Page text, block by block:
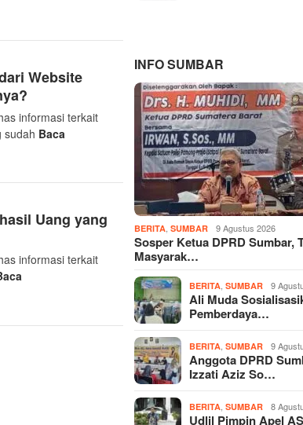
Website
informasi terkait
sudah Baca
Uang yang
informasi terkait
INFO SUMBAR
BERITA ,SUMBAR 9 Agustus 2026
Sosper Ketua DPRD Sumbar,
Masyarak…
BERITA ,SUMBAR 9
Ali Muda
Pemberdaya…
BERITA ,SUMBAR 9
Anggota DPRD
Izzati Aziz So…
BERITA ,SUMBAR 8
Udlil Pimpin Apel